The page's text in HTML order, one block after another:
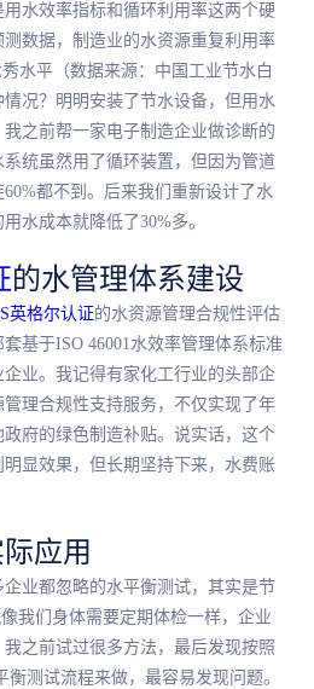
水效率指标和循环利用率这两个硬
数据，制造业的水资源重复利用率
水平（数据来源：中国工业节水白
况？明明安装了节水设备，但用水
之前帮一家电子制造企业做诊断的
统虽然用了循环装置，但因为管道
都不到。后来我们重新设计了水
水成本就降低了30%多。
的水管理体系建设
英格尔认证的水资源管理合规性评估
基于ISO 46001水效率管理体系标准
业。我记得有家化工行业的头部企
理合规性支持服务，不仅实现了年
府的绿色制造补贴。说实话，这个
显效果，但长期坚持下来，水费账
应用
业都忽略的水平衡测试，其实是节
我们身体需要定期体检一样，企业
之前试过很多方法，最后发现按照
衡测试流程来做，最容易发现问题。